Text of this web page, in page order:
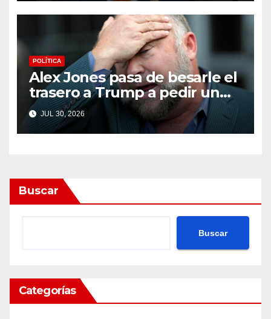
POLÍTICA
Alex Jones pasa de besarle el
trasero a Trump a pedir un
impeachment
JUL 30, 2026
Buscar
Buscar
Categorías